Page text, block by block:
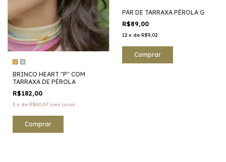
BRINCO HEART "P" COM
TARRAXA DE PÉROLA
R$182,00
3 x de R$60,67 sem juros
Comprar
PAR DE TARRAXA PÉROLA G
R$89,00
12 x de R$9,02